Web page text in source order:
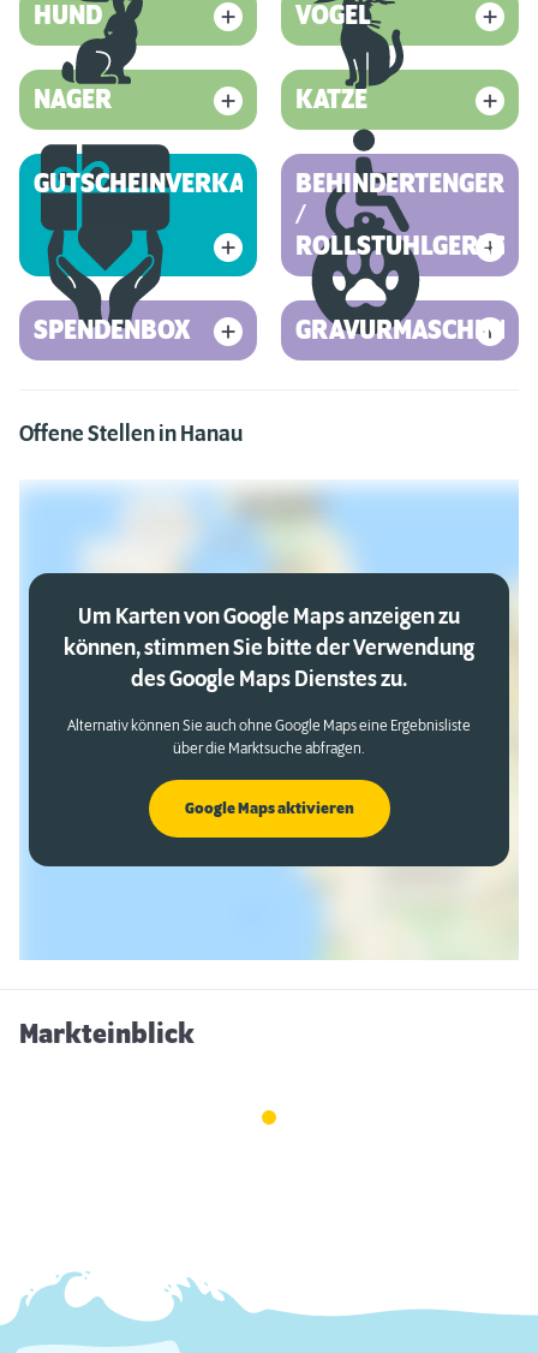
HUND VOGEL
NAGER KATZE
GUTSCHEINVERKAUF
/
ROLLSTUHLGERECHT
SPENDENBOX GRAVURMASCHINE
Offene Stellen in Hanau
Um Karten von Google Maps anzeigen zu
können, stimmen Sie bitte der Verwendung
des Google Maps Dienstes zu.
Alternativ können Sie auch ohne Google Maps eine Ergebnisliste
über die Marktsuche abfragen.
Google Maps aktivieren
Markteinblick